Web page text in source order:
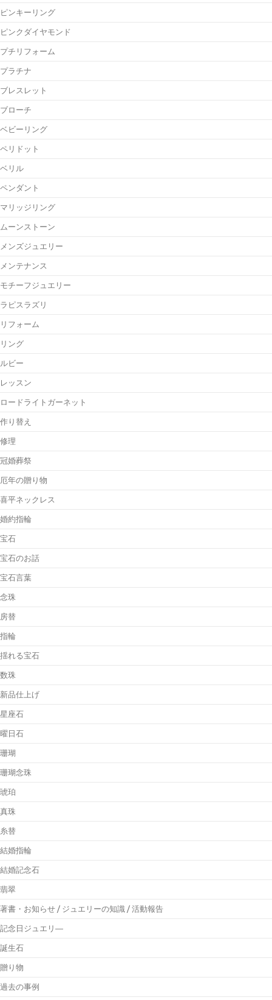
ピンキーリング
ピンクダイヤモンド
プチリフォーム
プラチナ
ブレスレット
ブローチ
ベビーリング
ペリドット
ベリル
ペンダント
マリッジリング
ムーンストーン
メンズジュエリー
メンテナンス
モチーフジュエリー
ラピスラズリ
リフォーム
リング
ルビー
レッスン
ロードライトガーネット
作り替え
修理
冠婚葬祭
厄年の贈り物
喜平ネックレス
婚約指輪
宝石
宝石のお話
宝石言葉
念珠
房替
指輪
揺れる宝石
数珠
新品仕上げ
星座石
曜日石
珊瑚
珊瑚念珠
琥珀
真珠
糸替
結婚指輪
結婚記念石
翡翠
著書・お知らせ / ジュエリーの知識 / 活動報告
記念日ジュエリ―
誕生石
贈り物
過去の事例